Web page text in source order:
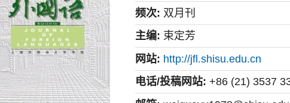
频次: 双月刊
主编: 束定芳
网站: http://jfl.shisu.edu.cn
电话/投稿网站: +86 (21) 3537